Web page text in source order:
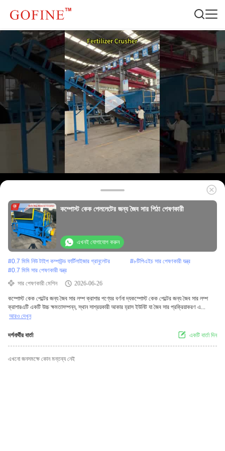
কম্পোস্ট কেক পেললেটের জন্য জৈব সার পিঠা পেষণকারী
এখনই যোগাযোগ করুন
#0.7 মিমি নিউ টাইপ কম্পাউন্ড ফার্টিলাইজার গ্রানুলেটর #৮টিপিএইচ সার পেষণকারী যন্ত্র
#0.7 মিমি সার পেষণকারী যন্ত্র
সার পেষণকারী মেশিন
2026-06-26
কম্পোস্ট কেক পেল্টের জন্য জৈব সার লম্প ক্রাশার পণ্যের বর্ণনা দ্যকম্পোস্ট কেক পেল্টের জন্য জৈব সার লম্প
ক্রাশারএটি একটি উচ্চ ক্ষমতাসম্পন্ন, স্থান সাশ্রয়কারী আকার হ্রাস ইউনিট যা জৈব সার প্রক্রিয়াকরণ এ...
আরও দেখুন
দর্শনার্থীর বার্তা একটি বার্তা দিন
এখনো জনসমক্ষে কোন মন্তব্য নেই